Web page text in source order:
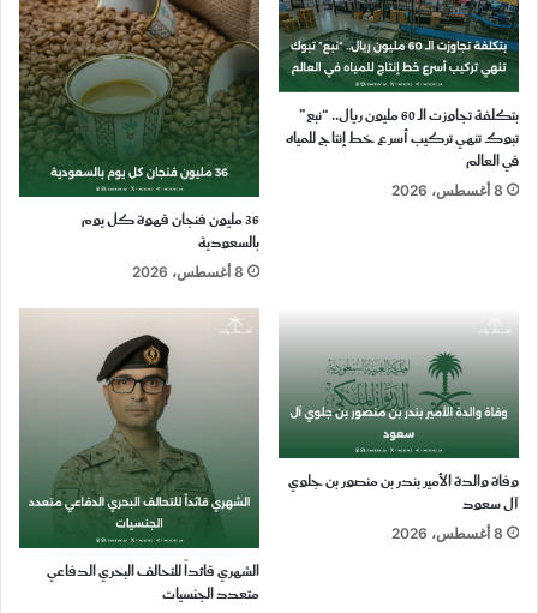
بتكلفة تجاوزت الـ 60 مليون ريال.. “نبع”
تبوك تنهي تركيب أسرع خط إنتاج للمياه
في العالم
8 أغسطس، 2026
36 مليون فنجان قهوة كل يوم
بالسعودية
8 أغسطس، 2026
وفاة والدة الأمير بندر بن منصور بن جلوي
آل سعود
8 أغسطس، 2026
الشهري قائداً للتحالف البحري الدفاعي
متعدد الجنسيات